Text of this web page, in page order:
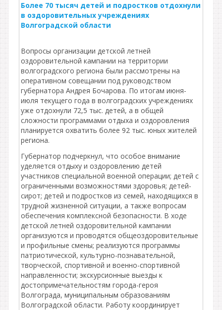
Более 70 тысяч детей и подростков отдохнули
в оздоровительных учреждениях
Волгоградской области
Вопросы организации детской летней
оздоровительной кампании на территории
волгоградского региона были рассмотрены на
оперативном совещании под руководством
губернатора Андрея Бочарова. По итогам июня-
июля текущего года в волгоградских учреждениях
уже отдохнули 72,5 тыс. детей, а в общей
сложности программами отдыха и оздоровления
планируется охватить более 92 тыс. юных жителей
региона.
Губернатор подчеркнул, что особое внимание
уделяется отдыху и оздоровлению детей
участников специальной военной операции; детей с
ограниченными возможностями здоровья; детей-
сирот; детей и подростков из семей, находящихся в
трудной жизненной ситуации, а также вопросам
обеспечения комплексной безопасности. В ходе
детской летней оздоровительной кампании
организуются и проводятся общеоздоровительные
и профильные смены; реализуются программы
патриотической, культурно-познавательной,
творческой, спортивной и военно-спортивной
направленности; экскурсионные выезды к
достопримечательностям города-героя
Волгограда, муниципальным образованиям
Волгоградской области. Работу координирует